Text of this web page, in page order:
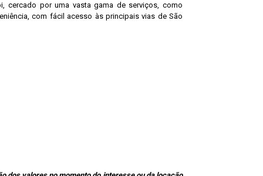
cercado por uma vasta gama de serviços, como
com fácil acesso às principais vias de São